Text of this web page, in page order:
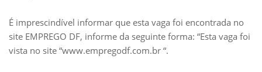
É imprescindível informar que esta vaga foi encontrada no
site EMPREGO DF, informe da seguinte forma: “Esta vaga foi
vista no site “www.empregodf.com.br “.